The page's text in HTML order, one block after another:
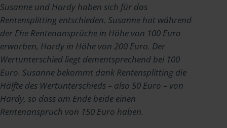
Susanne und Hardy haben sich für das
Rentensplitting entschieden. Susanne hat während
der Ehe Rentenansprüche in Höhe von 100 Euro
erworben, Hardy in Höhe von 200 Euro. Der
Wertunterschied liegt dementsprechend bei 100
Euro. Susanne bekommt dank Rentensplitting die
Hälfte des Wertunterschieds – also 50 Euro – von
Hardy, so dass am Ende beide einen
Rentenanspruch von 150 Euro haben.